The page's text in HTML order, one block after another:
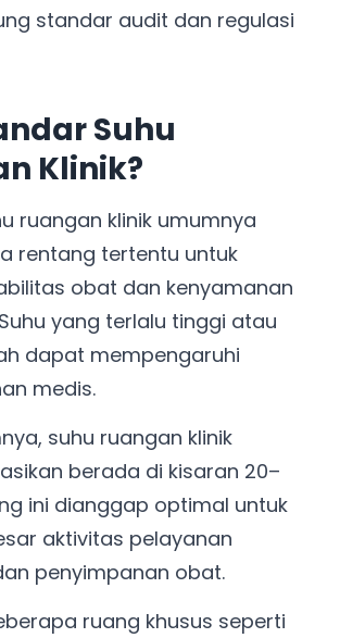
standar audit dan regulasi
Suhu
Klinik?
ruangan klinik umumnya
rentang tertentu untuk
obat dan kenyamanan
yang terlalu tinggi atau
dapat mempengaruhi
medis.
suhu ruangan klinik
berada di kisaran 20–
ini dianggap optimal untuk
aktivitas pelayanan
penyimpanan obat.
ruang khusus seperti